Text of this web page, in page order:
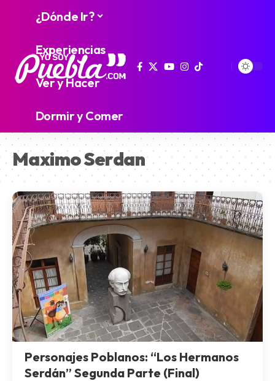
¿Dónde Ir?
Experiencias
Ver y Hacer
Dormir y Comer
Maximo Serdan
Personajes Poblanos: “Los Hermanos
Serdán” Segunda Parte (Final)